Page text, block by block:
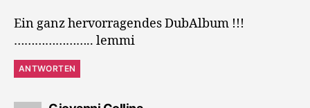
Ein ganz hervorragendes DubAlbum !!!
………………….. lemmi
ANTWORTEN